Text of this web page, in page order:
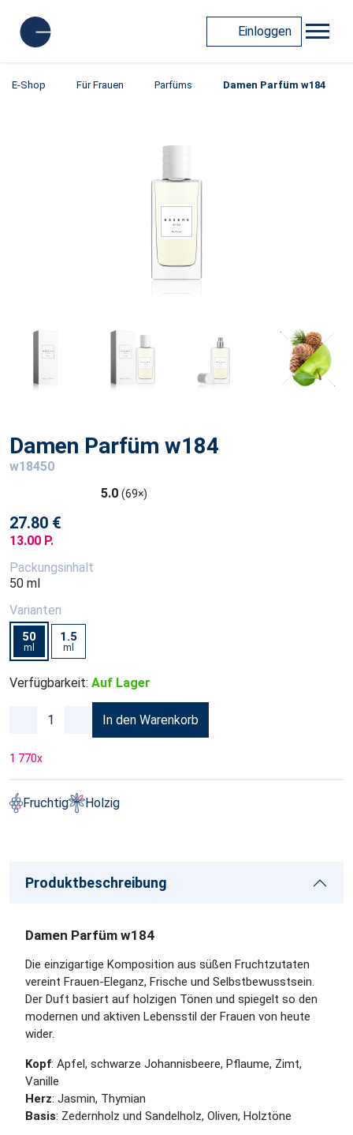
Einloggen
E-Shop Für Frauen Parfüms Damen Parfüm w184
Damen Parfüm w184
w18450
5.0 (69×)
27.80 €
13.00 P.
Packungsinhalt
50 ml
Varianten
50
ml
1.5
ml
Verfügbarkeit: Auf Lager
In den Warenkorb
1 770x
Fruchtig Holzig
Produktbeschreibung
Damen Parfüm w184
Die einzigartige Komposition aus süßen Fruchtzutaten
vereint Frauen-Eleganz, Frische und Selbstbewusstsein.
Der Duft basiert auf holzigen Tönen und spiegelt so den
modernen und aktiven Lebensstil der Frauen von heute
wider.
Kopf: Apfel, schwarze Johannisbeere, Pflaume, Zimt,
Vanille
Herz: Jasmin, Thymian
Basis: Zedernholz und Sandelholz, Oliven, Holztöne